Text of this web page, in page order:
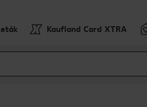
Kaufland Card XTRA